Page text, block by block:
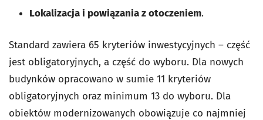
Lokalizacja i powiązania z otoczeniem.
Standard zawiera 65 kryteriów inwestycyjnych – część
jest obligatoryjnych, a część do wyboru. Dla nowych
budynków opracowano w sumie 11 kryteriów
obligatoryjnych oraz minimum 13 do wyboru. Dla
obiektów modernizowanych obowiązuje co najmniej